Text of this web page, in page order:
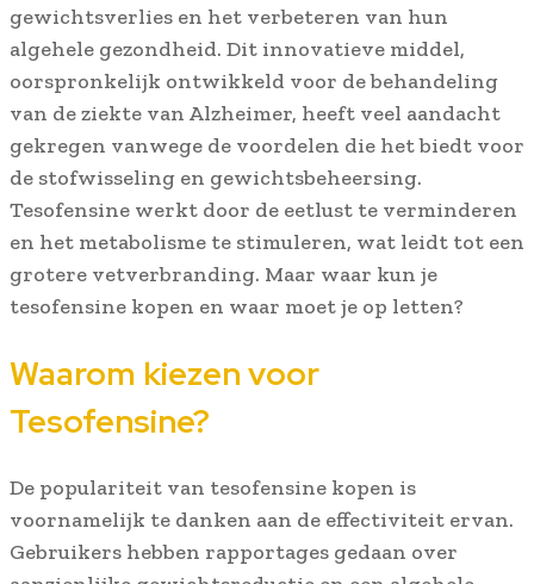
gewichtsverlies en het verbeteren van hun
algehele gezondheid. Dit innovatieve middel,
oorspronkelijk ontwikkeld voor de behandeling
van de ziekte van Alzheimer, heeft veel aandacht
gekregen vanwege de voordelen die het biedt voor
de stofwisseling en gewichtsbeheersing.
Tesofensine werkt door de eetlust te verminderen
en het metabolisme te stimuleren, wat leidt tot een
grotere vetverbranding. Maar waar kun je
tesofensine kopen en waar moet je op letten?
Waarom kiezen voor
Tesofensine?
De populariteit van tesofensine kopen is
voornamelijk te danken aan de effectiviteit ervan.
Gebruikers hebben rapportages gedaan over